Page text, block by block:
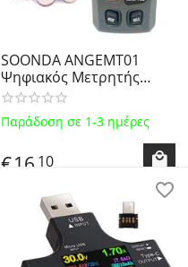
SOONDA ANGEMT01
Ψηφιακός Μετρητής
Υγρασίας Ακίδας - Digital
Wood Moisture LCD
Meter
Παράδοση σε 1-3 ημέρες
€16 10